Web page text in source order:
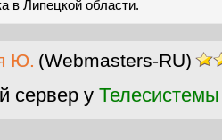
в Липецкой области.
Ю. (Webmasters-RU)
сервер у Телесистемы